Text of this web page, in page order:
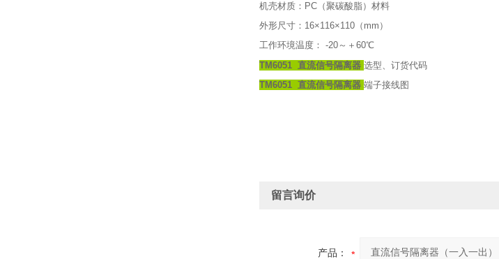
机壳材质：PC（聚碳酸脂）材料
外形尺寸：16×116×110（mm）
工作环境温度： -20～＋60℃
TM6051 直流信号隔离器 选型、订货代码
TM6051 直流信号隔离器 端子接线图
留言询价
产品：